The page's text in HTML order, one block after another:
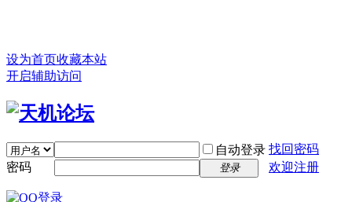
设为首页收藏本站
开启辅助访问
自动登录 找回密码
密码
登录 欢迎注册